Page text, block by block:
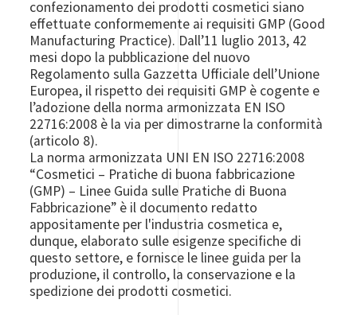
confezionamento dei prodotti cosmetici siano
effettuate conformemente ai requisiti GMP (Good
Manufacturing Practice). Dall’11 luglio 2013, 42
mesi dopo la pubblicazione del nuovo
Regolamento sulla Gazzetta Ufficiale dell’Unione
Europea, il rispetto dei requisiti GMP è cogente e
l’adozione della norma armonizzata EN ISO
22716:2008 è la via per dimostrarne la conformità
(articolo 8).
La norma armonizzata UNI EN ISO 22716:2008
“Cosmetici – Pratiche di buona fabbricazione
(GMP) – Linee Guida sulle Pratiche di Buona
Fabbricazione” è il documento redatto
appositamente per l'industria cosmetica e,
dunque, elaborato sulle esigenze specifiche di
questo settore, e fornisce le linee guida per la
produzione, il controllo, la conservazione e la
spedizione dei prodotti cosmetici.